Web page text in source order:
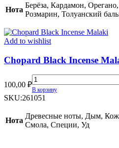
Нота
Берёза, Кардамон,
Розмарин, Толуанский
Add to wishlist
Chopard Black Incense
100,00 ₽
Chopard
Black
Incense
quantity
В корзину
SKU:261051
Нота
Древесные ноты, Дым,
Смола, Специи, Уд